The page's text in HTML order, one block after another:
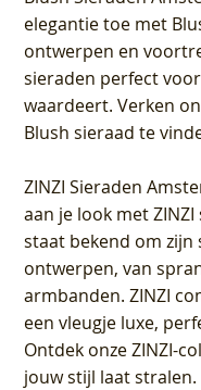
elegantie toe met
ontwerpen en
sieraden perfect
waardeert. Verken
Blush sieraad te
ZINZI Sieraden
aan je look met
staat bekend om
ontwerpen, van
armbanden. ZINZI
een vleugje luxe,
Ontdek onze ZINZI-
jouw stijl laat stralen.